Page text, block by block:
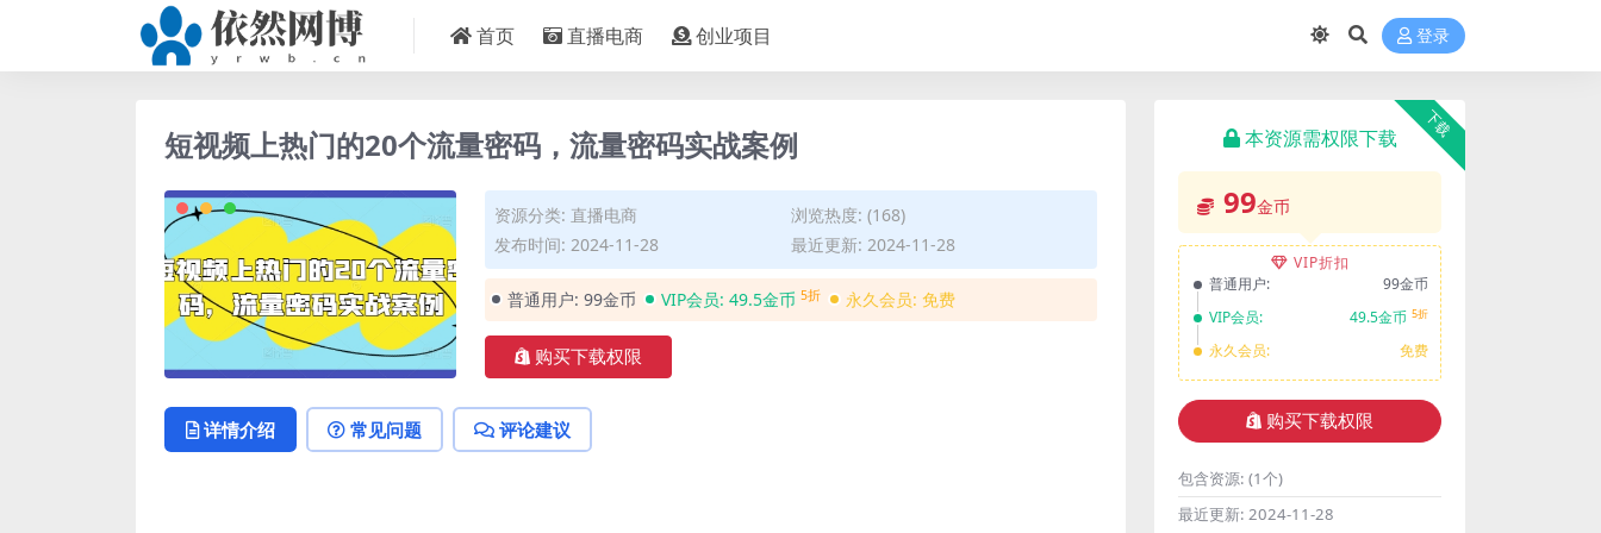
首页 直播电商 创业项目 登录
短视频上热门的20个流量密码，流量密码实战案例
资源分类: 直播电商
浏览热度: (168)
发布时间: 2024-11-28
最近更新: 2024-11-28
普通用户: 99金币 VIP会员: 49.5金币 5折 永久会员: 免费
购买下载权限
详情介绍 常见问题 评论建议
下载
本资源需权限下载
99金币
VIP折扣
普通用户:
99金币
VIP会员:
49.5金币 5折
永久会员: 免费
购买下载权限
包含资源: (1个)
最近更新: 2024-11-28